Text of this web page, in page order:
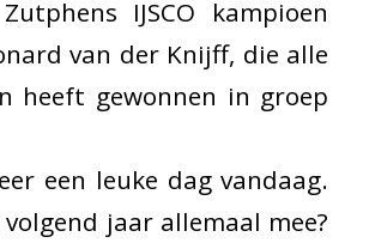
IJSCO kampioen
van der Knijff, die alle
heeft gewonnen in groep
een leuke dag vandaag.
jaar allemaal mee?